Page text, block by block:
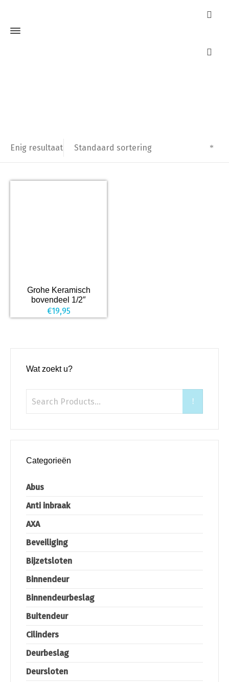
Enig resultaat Standaard sortering
Grohe Keramisch
bovendeel 1/2″
€19,95
Wat zoekt u?
Categorieën
Abus
Anti inbraak
AXA
Beveiliging
Bijzetsloten
Binnendeur
Binnendeurbeslag
Buitendeur
Cilinders
Deurbeslag
Deursloten